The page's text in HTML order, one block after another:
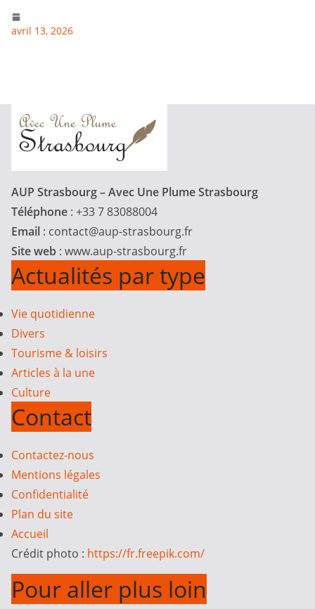
avril 13, 2026
AUP Strasbourg – Avec Une Plume Strasbourg
Téléphone : +33 7 83088004
Email : contact@aup-strasbourg.fr
Site web : www.aup-strasbourg.fr
Actualités par type
Vie quotidienne
Divers
Tourisme & loisirs
Articles à la une
Culture
Contact
Contactez-nous
Mentions légales
Confidentialité
Plan du site
Accueil
Crédit photo : https://fr.freepik.com/
Pour aller plus loin